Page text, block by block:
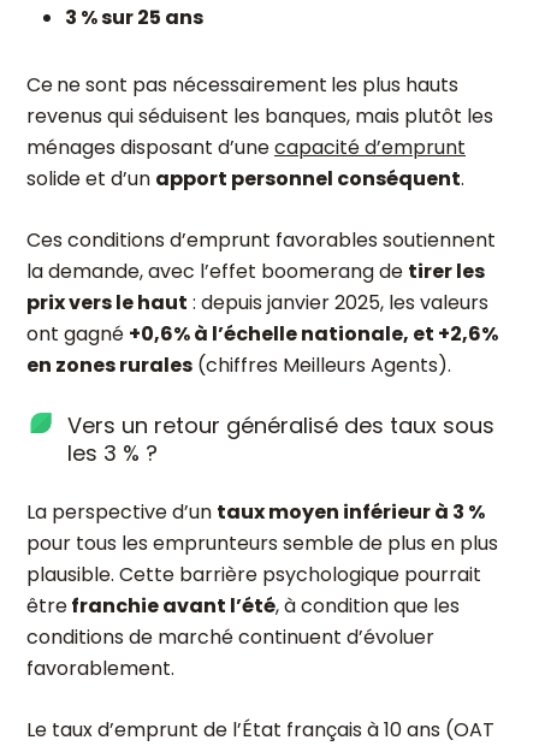
3 % sur 25 ans
Cene sont pas nécessairement les plus hauts
revenus qui séduisent les banques, mais plutôt les
ménages disposant d’unecapacité d’emprunt
solide et d’un apport personnel conséquent.
Ces conditions d’emprunt favorables soutiennent
la demande, avec l’effet boomerang de tirer les
prix vers le haut : depuis janvier 2025, les valeurs
ont gagné +0,6% à l’échelle nationale, et +2,6%
en zones rurales (chiffres Meilleurs Agents).
Vers un retour généralisé des taux sous
les 3 % ?
La perspective d’un taux moyen inférieur à 3 %
pour tous les emprunteurs semble de plus en plus
plausible. Cette barrière psychologique pourrait
êtrefranchie avant l’été, à condition que les
conditions de marché continuent d’évoluer
favorablement.
Le taux d’emprunt de l’État français à 10 ans (OAT